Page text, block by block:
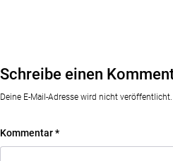
Schreibe einen
Deine E-Mail-Adresse wird nicht veröffentlicht.
Kommentar*